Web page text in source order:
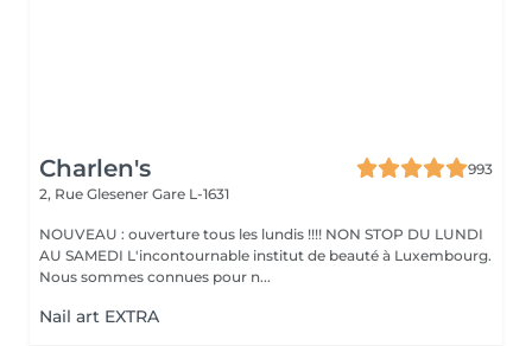
Charlen's
993
2, Rue Glesener Gare L-1631
NOUVEAU : ouverture tous les lundis !!!! NON STOP DU LUNDI
AU SAMEDI L'incontournable institut de beauté à Luxembourg.
Nous sommes connues pour n...
Nail art EXTRA